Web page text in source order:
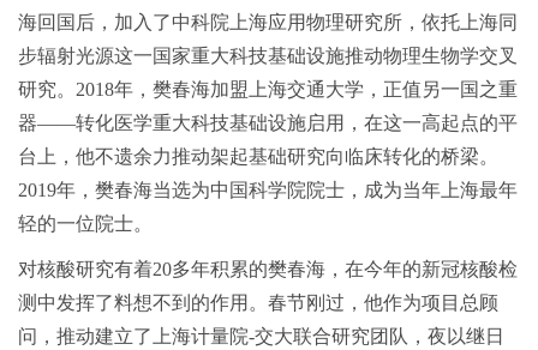
海回国后，加入了中科院上海应用物理研究所，依托上海同
步辐射光源这一国家重大科技基础设施推动物理生物学交叉
研究。2018年，樊春海加盟上海交通大学，正值另一国之重
器——转化医学重大科技基础设施启用，在这一高起点的平
台上，他不遗余力推动架起基础研究向临床转化的桥梁。
2019年，樊春海当选为中国科学院院士，成为当年上海最年
轻的一位院士。
对核酸研究有着20多年积累的樊春海，在今年的新冠核酸检
测中发挥了料想不到的作用。春节刚过，他作为项目总顾
问，推动建立了上海计量院-交大联合研究团队，夜以继日